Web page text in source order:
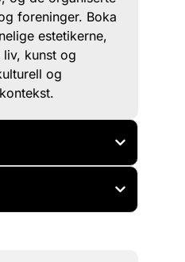
foreninger. Boka
estetikerne,
kunst og
og